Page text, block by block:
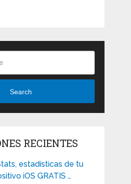
Search
RECIENTES
estadísticas de tu
iOS GRATIS …